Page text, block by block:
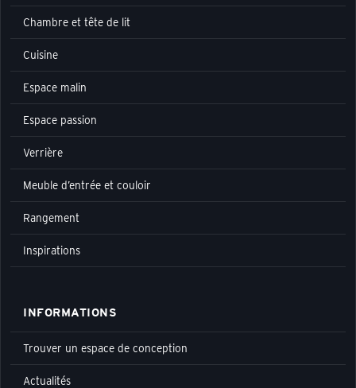
Chambre et tête de lit
Cuisine
Espace malin
Espace passion
Verrière
Meuble d’entrée et couloir
Rangement
Inspirations
INFORMATIONS
Trouver un espace de conception
Actualités